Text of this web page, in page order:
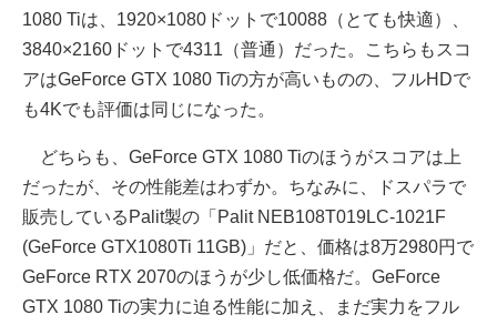
1080 Tiは、1920×1080ドットで10088（とても快適）、
3840×2160ドットで4311（普通）だった。こちらもスコ
アはGeForce GTX 1080 Tiの方が高いものの、フルHDで
も4Kでも評価は同じになった。
どちらも、GeForce GTX 1080 Tiのほうがスコアは上
だったが、その性能差はわずか。ちなみに、ドスパラで
販売しているPalit製の「Palit NEB108T019LC-1021F
(GeForce GTX1080Ti 11GB)」だと、価格は8万2980円で
GeForce RTX 2070のほうが少し低価格だ。GeForce
GTX 1080 Tiの実力に迫る性能に加え、まだ実力をフル